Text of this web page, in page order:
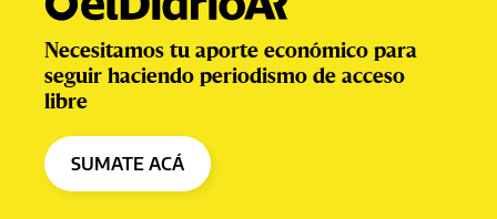
Necesitamos tu aporte económico para
seguir haciendo periodismo de acceso
libre
SUMATE ACÁ